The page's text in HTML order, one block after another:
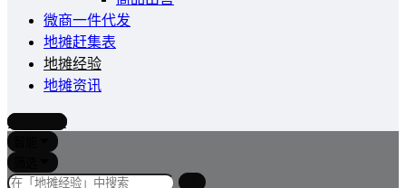
微商一件代发
地摊赶集表
地摊经验
地摊资讯
写文章